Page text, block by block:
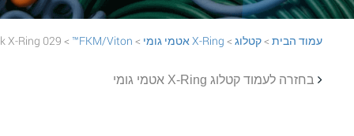
עמוד הבית >קטלוג > X-Ring אטמי גומי >
FKM/Viton™
> 029 FKM/Viton™ 70 Black X-Ring
בחזרה לעמוד קטלוג X-Ring אטמי גומי